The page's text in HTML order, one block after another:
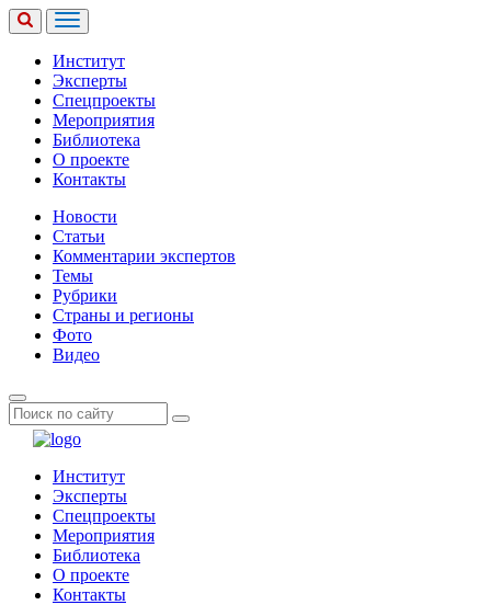
Институт
Эксперты
Спецпроекты
Мероприятия
Библиотека
О проекте
Контакты
Новости
Статьи
Комментарии экспертов
Темы
Рубрики
Страны и регионы
Фото
Видео
Институт
Эксперты
Спецпроекты
Мероприятия
Библиотека
О проекте
Контакты